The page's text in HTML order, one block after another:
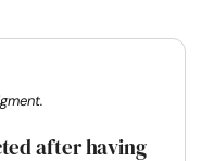
after having